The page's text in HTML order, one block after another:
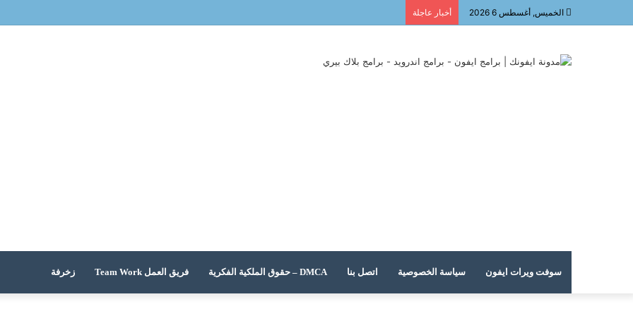
الخميس, أغسطس 6 2026 أخبار عاجلة
سوفت ويرات ايفون سياسة الخصوصية اتصل بنا DMCA – حقوق الملكية الفكرية فريق العمل Team Work زخرفة